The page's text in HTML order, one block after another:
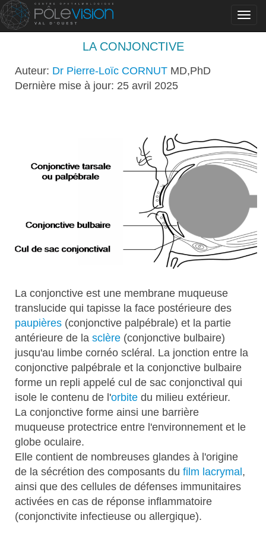
LA CONJONCTIVE
Auteur: Dr Pierre-Loïc CORNUT MD,PhD
Dernière mise à jour: 25 avril 2025
La conjonctive est une membrane muqueuse
translucide qui tapisse la face postérieure des
paupières (conjonctive palpébrale) et la partie
antérieure de lasclère (conjonctive bulbaire)
jusqu'au limbe cornéo scléral. La jonction entre la
conjonctive palpébrale et la conjonctive bulbaire
forme un repli appelé cul de sac conjonctival qui
isole le contenu de l'orbite du milieu extérieur.
La conjonctive forme ainsi une barrière
muqueuse protectrice entre l'environnement et le
globe oculaire.
Elle contient de nombreuses glandes à l'origine
de la sécrétion des composants dufilm lacrymal ,
ainsi que des cellules de défenses immunitaires
activées en cas de réponse inflammatoire
(conjonctivite infectieuse ou allergique).